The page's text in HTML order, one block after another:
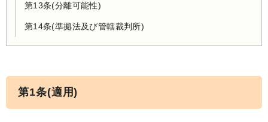
第13条(分離可能性)
第14条(準拠法及び管轄裁判所)
第1条(適用)